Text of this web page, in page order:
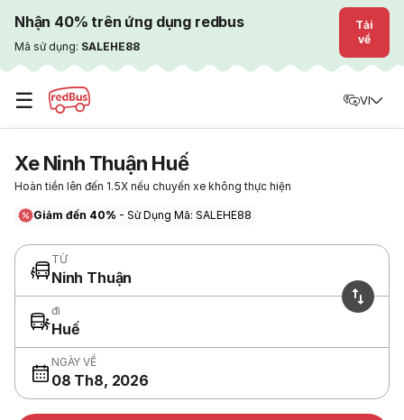
Nhận 40% trên ứng dụng redbus
Mã sử dụng: SALEHE88
Tải
về
☰ VI
Xe Ninh Thuận Huế
Hoàn tiền lên đến 1.5X nếu chuyến xe không thực hiện
Giảm đến 40% - Sử Dụng Mã: SALEHE88
TỪ
Ninh Thuận
đi
Huế
NGÀY VỀ
08 Th8, 2026